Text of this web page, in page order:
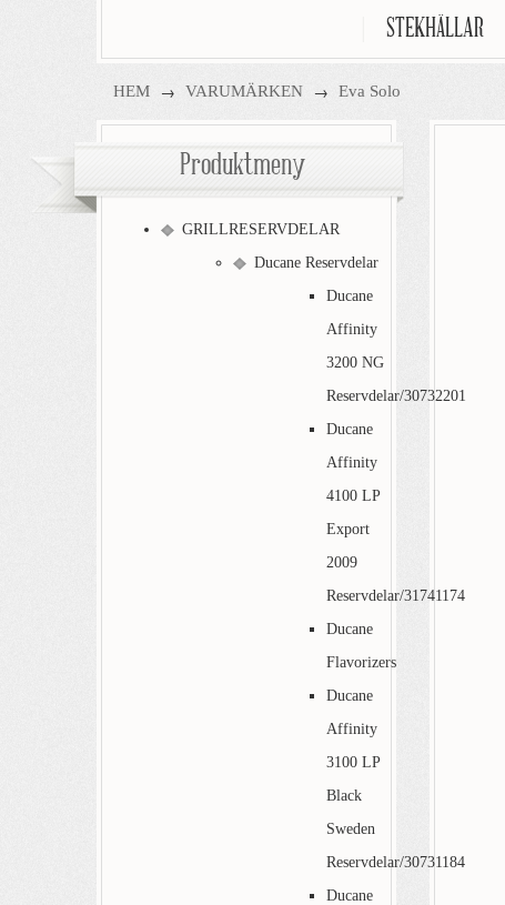
STEKHÄLLAR
HEM → VARUMÄRKEN → Eva Solo
Produktmeny
GRILLRESERVDELAR
Ducane Reservdelar
Ducane
Affinity
3200 NG
Reservdelar/30732201
Ducane
Affinity
4100 LP
Export
2009
Reservdelar/31741174
Ducane
Flavorizers
Ducane
Affinity
3100 LP
Black
Sweden
Reservdelar/30731184
Ducane